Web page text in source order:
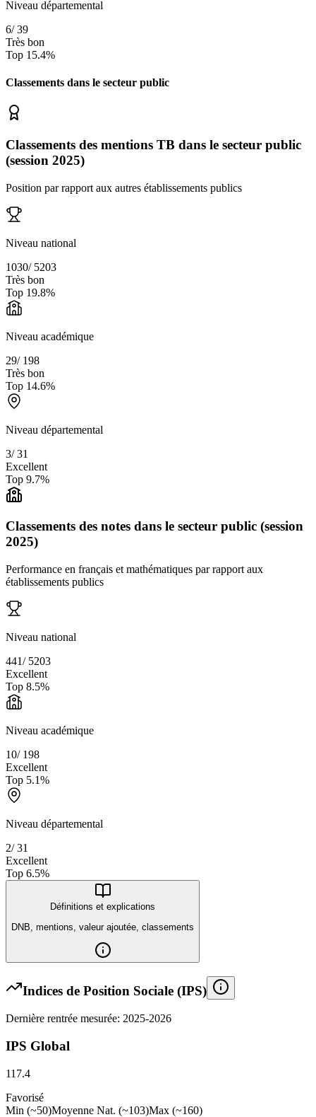
Niveau départemental
6/39
Très bon
Top 15.4%
Classements dans le secteur public
Classements des mentions TB dans le secteur public
(session 2025)
Position par rapport aux autres établissements publics
Niveau national
1030/ 5203
Très bon
Top 19.8%
Niveau académique
29/ 198
Très bon
Top 14.6%
Niveau départemental
3/31
Excellent
Top 9.7%
Classements des notes dans le secteur public (session
2025)
Performance en français et mathématiques par rapport aux
établissements publics
Niveau national
441/ 5203
Excellent
Top 8.5%
Niveau académique
10/ 198
Excellent
Top 5.1%
Niveau départemental
2/31
Excellent
Top 6.5%
Définitions et explications
DNB, mentions, valeur ajoutée, classements
Indices de Position Sociale (IPS)
Dernière rentrée mesurée: 2025-2026
IPS Global
117.4
Favorisé
Min (~50)Moyenne Nat. (~103)Max (~160)